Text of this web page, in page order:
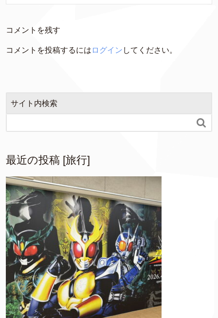
コメントを残す
コメントを投稿するには ログイン してください。
サイト内検索

最近の投稿 [旅行]